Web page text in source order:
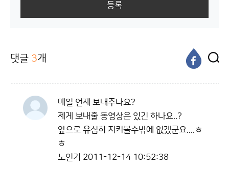
등록
댓글 3개
메일 언제 보내주나요?
제게 보내줄 동영상은 있긴 하나요..?
앞으로 유심히 지켜볼수밖에 없겠군요....ㅎ
ㅎ
노인기 2011-12-14 10:52:38